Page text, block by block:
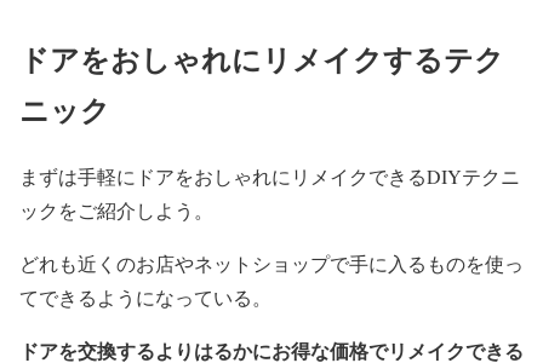
ドアをおしゃれにリメイクするテク
ニック
まずは手軽にドアをおしゃれにリメイクできるDIYテクニ
ックをご紹介しよう。
どれも近くのお店やネットショップで手に入るものを使っ
てできるようになっている。
ドアを交換するよりはるかにお得な価格でリメイクできる